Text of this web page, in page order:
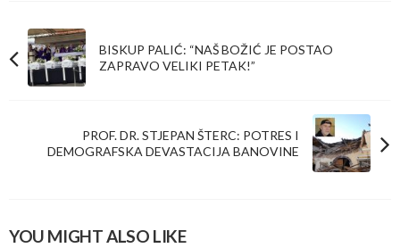
BISKUP PALIĆ: “NAŠ BOŽIĆ JE POSTAO
ZAPRAVO VELIKI PETAK!”
PROF. DR. STJEPAN ŠTERC: POTRES I
DEMOGRAFSKA DEVASTACIJA BANOVINE
YOU MIGHT ALSO LIKE